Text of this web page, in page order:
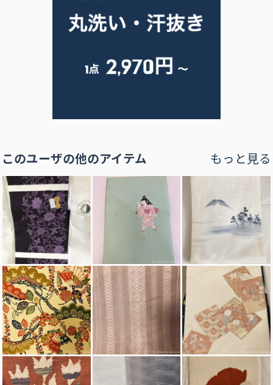
このユーザの他のアイテム もっと見る